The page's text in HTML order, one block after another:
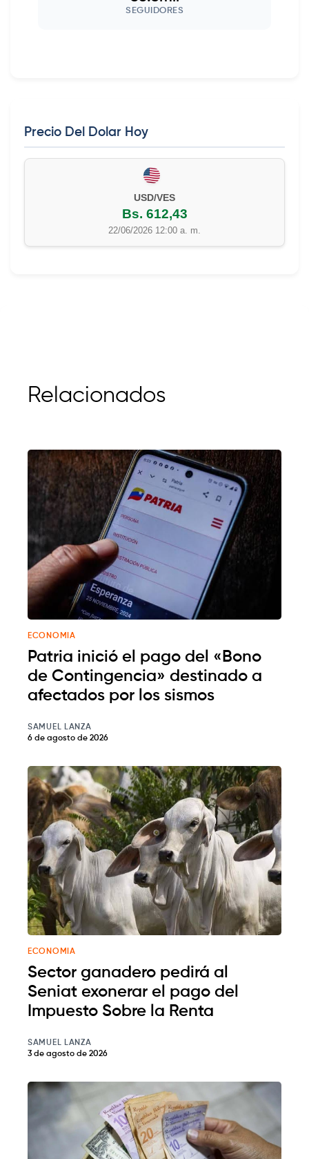
SEGUIDORES
Precio Del Dolar Hoy
EUR/VES
Bs. 702,42
22/06/2026 12:00 a. m.
Relacionados
ECONOMIA
Patria inició el pago del «Bono
de Contingencia» destinado a
afectados por los sismos
SAMUEL LANZA
6 de agosto de 2026
ECONOMIA
Sector ganadero pedirá al
Seniat exonerar el pago del
Impuesto Sobre la Renta
SAMUEL LANZA
3 de agosto de 2026